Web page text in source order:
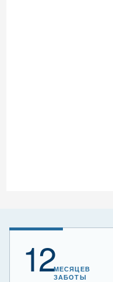
12МЕСЯЦЕВ
ЗАБОТЫ